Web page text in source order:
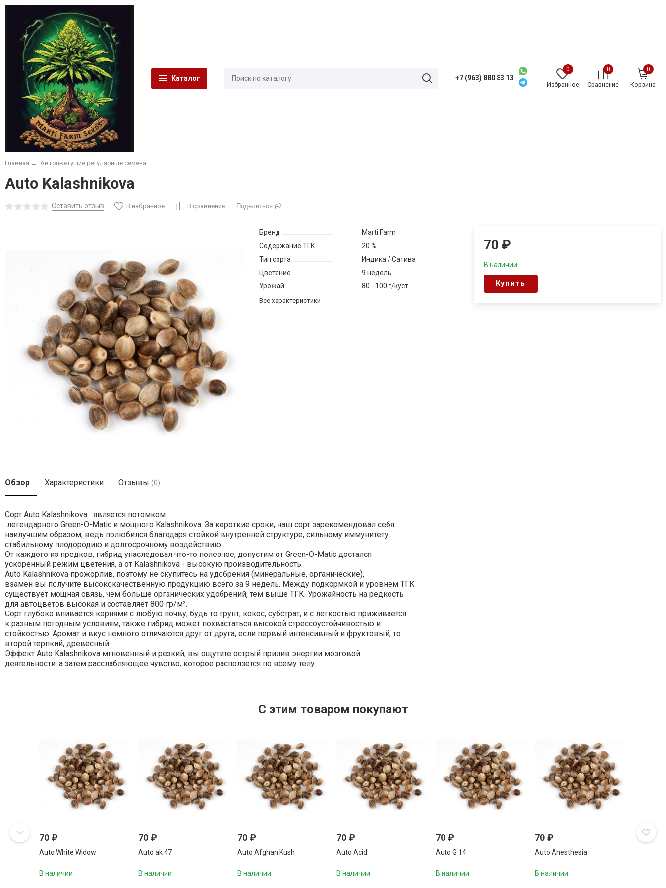
Каталог +7 (963) 880 83 13
0
Избранное
0
Сравнение
0
Корзина
Главная → Автоцветущие регулярные семена
Auto Kalashnikova
Оставить отзыв В избранное В сравнение Поделиться
Бренд
Marti Farm
Содержание ТГК
20 %
Тип сорта
Индика / Сатива
Цветение
9 недель
Урожай
80 - 100 г/куст
Все характеристики
70 ₽
В наличии
Купить
Обзор Характеристики Отзывы (0)
Сорт Auto Kalashnikova является потомком
легендарного Green-O-Matic и мощного Kalashnikova. За короткие сроки, наш сорт зарекомендовал себя
наилучшим образом, ведь полюбился благодаря стойкой внутренней структуре, сильному иммунитету,
стабильному плодородию и долгосрочному воздействию.
От каждого из предков, гибрид унаследовал что-то полезное, допустим от Green-O-Matic достался
ускоренный режим цветения, а от Kalashnikova - высокую производительность.
Auto Kalashnikova прожорлив, поэтому не скупитесь на удобрения (минеральные, органические),
взамен вы получите высококачественную продукцию всего за 9 недель. Между подкормкой и уровнем ТГК
существует мощная связь, чем больше органических удобрений, тем выше ТГК. Урожайность на редкость
для автоцветов высокая и составляет 800 гр/м².
Сорт глубоко впивается корнями с любую почву, будь то грунт, кокос, субстрат, и с лёгкостью приживается
к разным погодным условиям, также гибрид может похвастаться высокой стрессоустойчивостью и
стойкостью. Аромат и вкус немного отличаются друг от друга, если первый интенсивный и фруктовый, то
второй терпкий, древесный.
Эффект Auto Kalashnikova мгновенный и резкий, вы ощутите острый прилив энергии мозговой
деятельности, а затем расслабляющее чувство, которое расползется по всему телу
C этим товаром покупают
70 ₽
Auto White Widow
В наличии
70 ₽
Auto ak 47
В наличии
70 ₽
Auto Afghan Kush
В наличии
70 ₽
Auto Acid
В наличии
70 ₽
Auto G 14
В наличии
70 ₽
Auto Anesthesia
В наличии